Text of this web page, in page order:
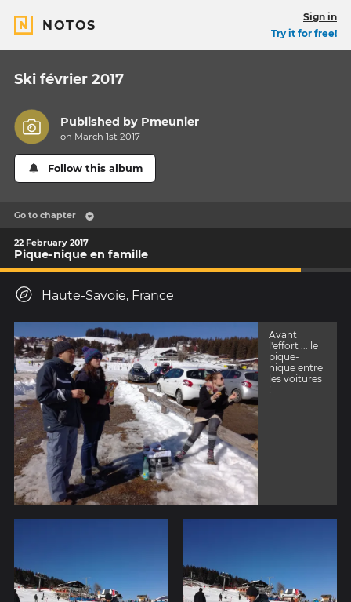
NOTOS
Sign in
Try it for free!
Ski février 2017
Published by Pmeunier
on March 1st 2017
Follow this album
Go to chapter
22 February 2017
Pique-nique en famille
Haute-Savoie, France
Avant
l'effort ... le
pique-
nique entre
les voitures
!